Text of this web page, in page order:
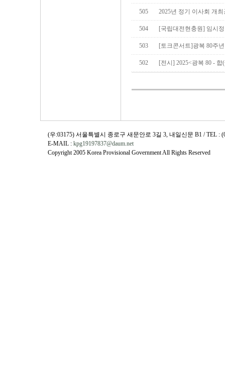
505 2025년 정기 이사회 개최
504 [국립대전현충원] 임시
503 [토크콘서트]광복 80주
502 [전시] 2025<광복 80 -
(우:03175) 서울특별시 종로구 새문안로 3길 3, 내일신문 B1 / TEL :
E-MAIL : kpg19197837@daum.net
Copyright 2005 Korea Provisional Government All Rights Reserved